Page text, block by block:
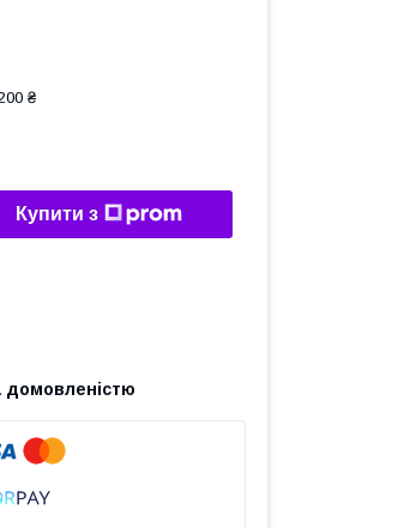
₴
Купити з
домовленістю